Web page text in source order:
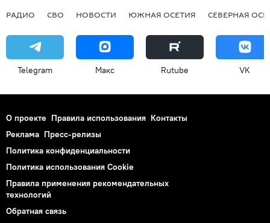
РАДИО СВО НОВОСТИ ЮЖНАЯ ОСЕТИЯ СЕВЕРНАЯ
Telegram Макс Rutube VK
О проекте Правила использования Контакты
Реклама Пресс-релизы
Политика конфиденциальности
Политика использования Cookie
Правила применения рекомендательных
технологий
Обратная связь